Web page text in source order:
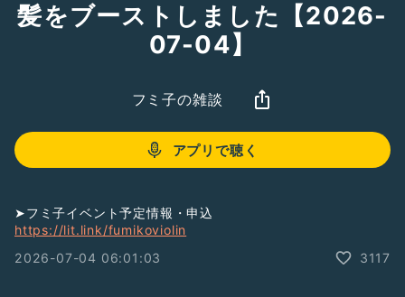
髪をブーストしました【2026-
07-04】
フミ子の雑談
アプリで聴く
➤フミ子イベント予定情報・申込
https://lit.link/fumikoviolin
2026-07-04 06:01:03
3117